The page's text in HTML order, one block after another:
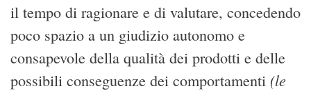
il tempo di ragionare e di valutare, concedendo
poco spazio a un giudizio autonomo e
consapevole della qualità dei prodotti e delle
possibili conseguenze dei comportamenti (le